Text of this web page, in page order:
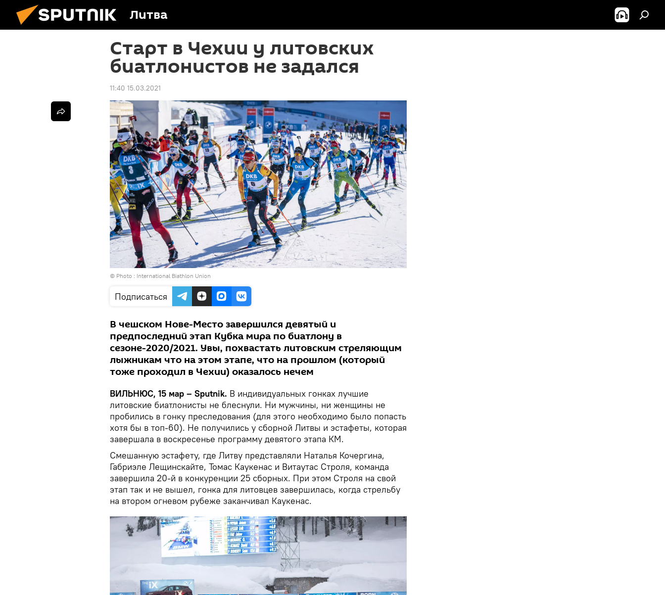
Литва
Старт в Чехии у литовских
биатлонистов не задался
11:40 15.03.2021
© Photo : International Biathlon Union
Подписаться
В чешском Нове-Место завершился девятый и
предпоследний этап Кубка мира по биатлону в
сезоне-2020/2021. Увы, похвастать литовским стреляющим
лыжникам что на этом этапе, что на прошлом (который
тоже проходил в Чехии) оказалось нечем
ВИЛЬНЮС, 15 мар – Sputnik. В индивидуальных гонках лучшие
литовские биатлонисты не блеснули. Ни мужчины, ни женщины не
пробились в гонку преследования (для этого необходимо было попасть
хотя бы в топ-60). Не получились у сборной Литвы и эстафеты, которая
завершала в воскресенье программу девятого этапа КМ.
Смешанную эстафету, где Литву представляли Наталья Кочергина,
Габриэле Лещинскайте, Томас Каукенас и Витаутас Строля, команда
завершила 20-й в конкуренции 25 сборных. При этом Строля на свой
этап так и не вышел, гонка для литовцев завершилась, когда стрельбу
на втором огневом рубеже заканчивал Каукенас.